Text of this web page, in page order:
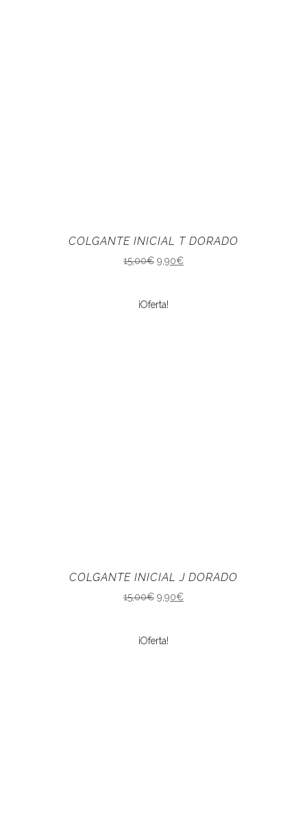
COLGANTE INICIAL T DORADO
15,00€ 9,90€
¡Oferta!
COLGANTE INICIAL J DORADO
15,00€ 9,90€
¡Oferta!